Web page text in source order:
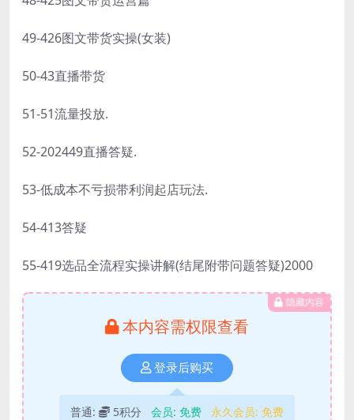
49-426图文带货实操(女装)
50-43直播带货
51-51流量投放.
52-202449直播答疑.
53-低成本不亏损带利润起店玩法.
54-413答疑
55-419选品全流程实操讲解(结尾附带问题答疑)2000
隐藏内容
本内容需权限查看
登录后购买
普通: 5积分 会员: 免费 永久会员: 免费